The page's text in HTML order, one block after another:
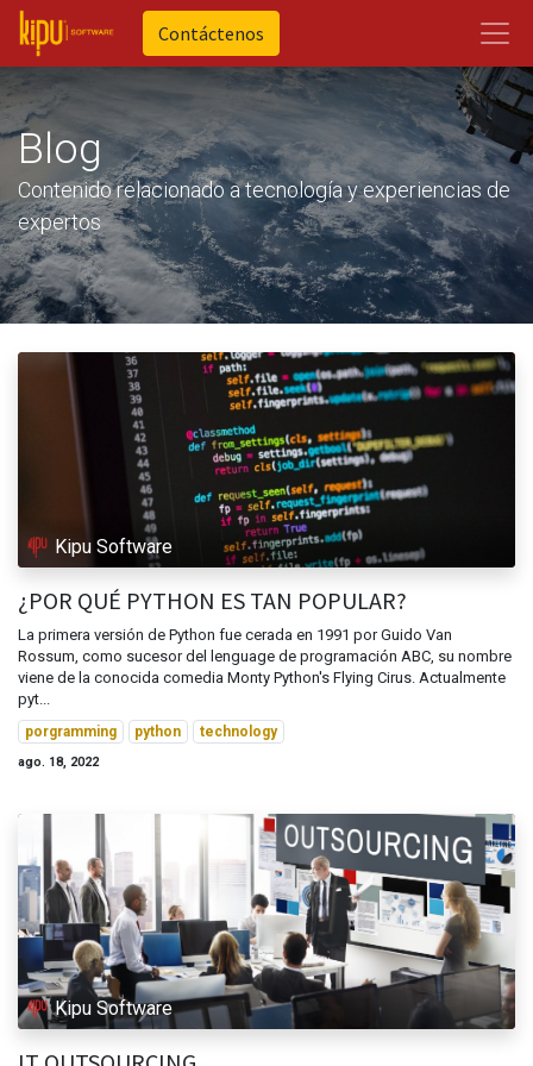
Contáctenos
Blog
Contenido relacionado a tecnología y experiencias de
expertos
Kipu Software
¿POR QUÉ PYTHON ES TAN POPULAR?
La primera versión de Python fue cerada en 1991 por Guido Van
Rossum, como sucesor del lenguage de programación ABC, su nombre
viene de la conocida comedia Monty Python's Flying Cirus. Actualmente
pyt...
porgramming python technology
ago. 18, 2022
Kipu Software